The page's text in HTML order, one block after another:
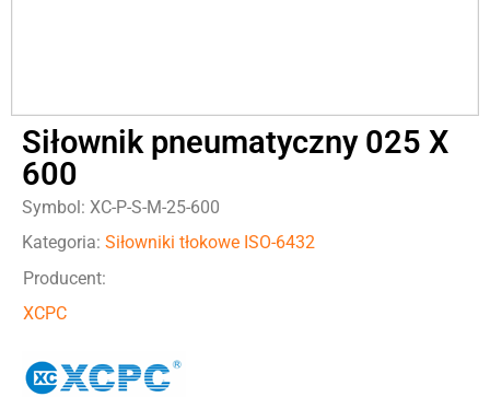
Siłownik pneumatyczny 025 X
600
Symbol: XC-P-S-M-25-600
Kategoria: Siłowniki tłokowe ISO-6432
Producent:
XCPC